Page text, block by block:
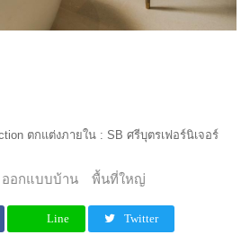
ตกแต่งภายใน​ : SB ศรีบุตรเฟอร์นิเจอร์
ออกแบบบ้าน พื้นที่ใหญ่
Line Twitter